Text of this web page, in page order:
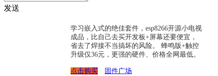
发送
学习嵌入式的绝佳套件，esp8266开源小电视
成品，比自己去买开发板+屏幕还要便宜，
省去了焊接不当搞坏的风险。 蜂鸣版+触控
升级仅36元，更强的硬件、价格全网最低。
点击购买 固件广场